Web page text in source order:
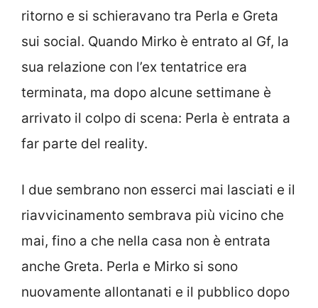
ritorno e si schieravano tra Perla e Greta
sui social. Quando Mirko è entrato al Gf, la
sua relazione con l’ex tentatrice era
terminata, ma dopo alcune settimane è
arrivato il colpo di scena: Perla è entrata a
far parte del reality.
I due sembrano non esserci mai lasciati e il
riavvicinamento sembrava più vicino che
mai, fino a che nella casa non è entrata
anche Greta. Perla e Mirko si sono
nuovamente allontanati e il pubblico dopo